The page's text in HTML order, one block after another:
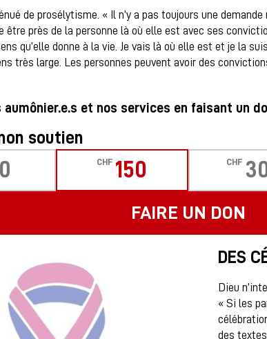
de prosélytisme. « Il n’y a pas toujours une
être près de la personne là où elle est avec ses
qu’elle donne à la vie. Je vais là où elle est et je la
très large. Les personnes peuvent avoir des
aumônier.e.s et nos services en faisant un
soutien
CHF 150 CHF
FAIRE UN DON
DES
Dieu
« Si les
des